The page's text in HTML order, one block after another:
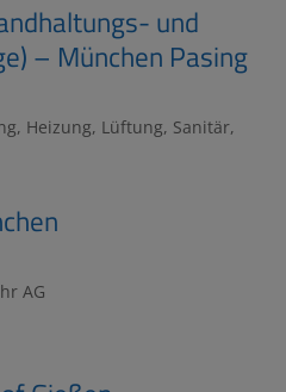
und
– München Pasing
Heizung, Lüftung, Sanitär,
AG